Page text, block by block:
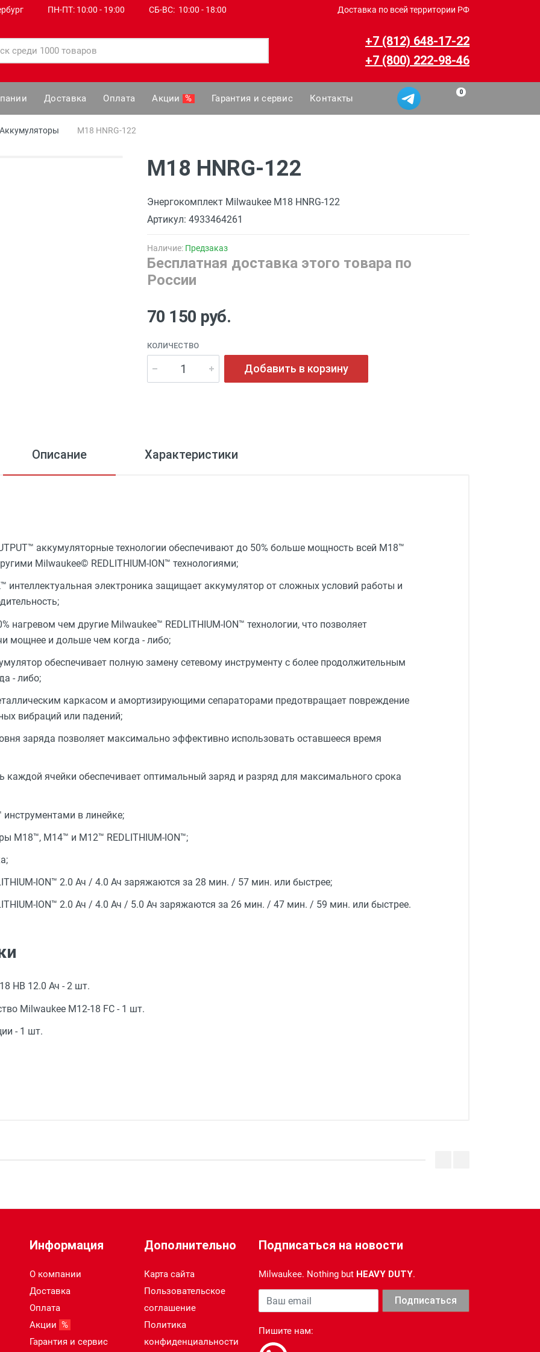
ПН-ПТ: 10:00 - 19:00 СБ-ВС: 10:00 - 18:00 Доставка по всей территории РФ
+7 (812) 648-17-22
+7 (800) 222-98-46
Доставка Оплата Акции % Гарантия и сервис Контакты
0
Аккумуляторы M18 HNRG-122
M18 HNRG-122
Энергокомплект Milwaukee M18 HNRG-122
Артикул: 4933464261
Наличие: Предзаказ
Бесплатная доставка этого товара по
России
70 150 руб.
КОЛИЧЕСТВО
Добавить в корзину
Описание Характеристики
аккумуляторные технологии обеспечивают до 50% больше мощность всей M18™
Milwaukee© REDLITHIUM-ION™ технологиями;
интеллектуальная электроника защищает аккумулятор от сложных условий работы и
нагревом чем другие Milwaukee™ REDLITHIUM-ION™ технологии, что позволяет
мощнее и дольше чем когда - либо;
обеспечивает полную замену сетевому инструменту с более продолжительным
- либо;
каркасом и амортизирующими сепараторами предотвращает повреждение
вибраций или падений;
заряда позволяет максимально эффективно использовать оставшееся время
каждой ячейки обеспечивает оптимальный заряд и разряд для максимального срока
в линейке;
М18™, М14™ и М12™ REDLITHIUM-ION™;
ION™ 2.0 Ач / 4.0 Ач заряжаются за 28 мин. / 57 мин. или быстрее;
ION™ 2.0 Ач / 4.0 Ач / 5.0 Ач заряжаются за 26 мин. / 47 мин. / 59 мин. или быстрее.
HB 12.0 Ач - 2 шт.
Milwaukee M12-18 FC - 1 шт.
- 1 шт.
Информация
О компании
Доставка
Оплата
Акции %
Гарантия и сервис
Дополнительно
Карта сайта
Пользовательское
соглашение
Политика
конфиденциальности
Подписаться на новости
Milwaukee. Nothing but HEAVY DUTY.
Ваша почта Подписаться
Пишите нам: